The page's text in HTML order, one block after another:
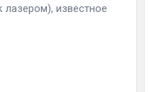
известное